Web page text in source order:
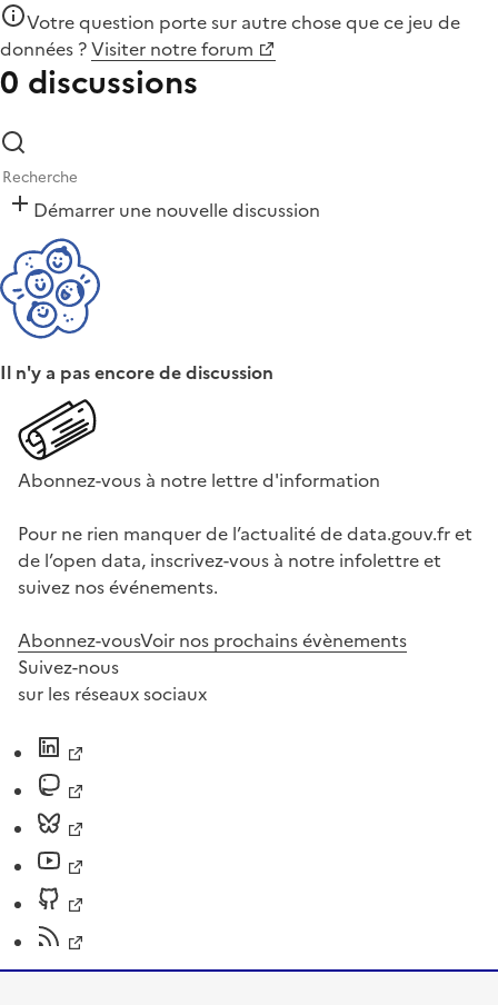
Votre question porte sur autre chose quece jeu de
données ?Visiter notre forum
0 discussions
Démarrer une nouvelle discussion
Il n'y a pas encore de discussion
Abonnez-vous à notre lettre d'information
Pour ne rien manquer de l’actualité de data.gouv.fr et
de l’open data, inscrivez-vous à notre infolettre et
suivez nos événements.
Abonnez-vousVoir nos prochains évènements
Suivez-nous
sur les réseaux sociaux